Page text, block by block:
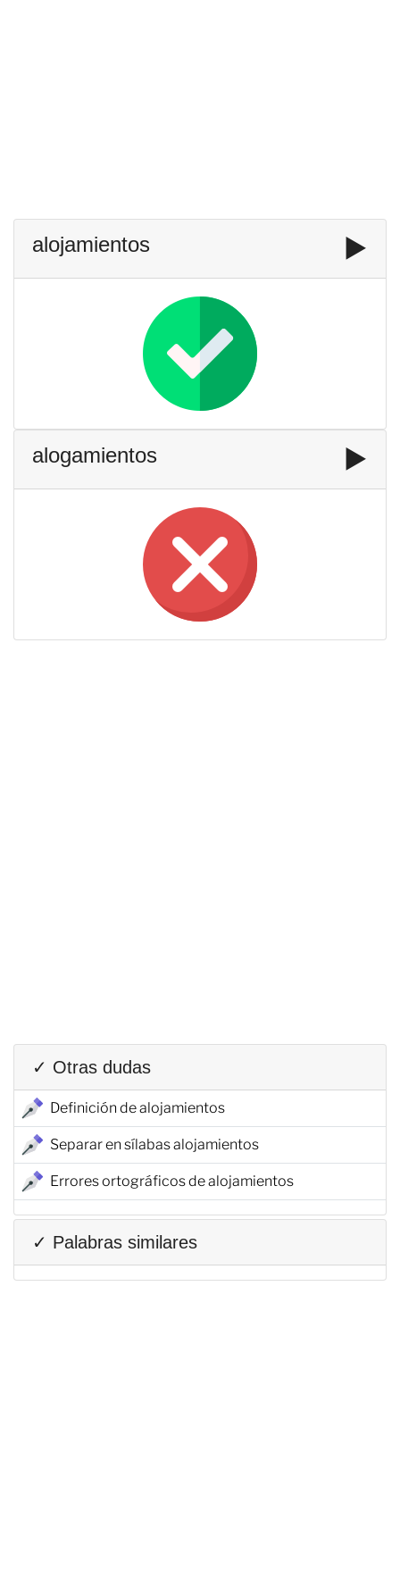
alojamientos ▶️
alogamientos ▶️
✓ Otras dudas
Definición de alojamientos
Separar en sílabas alojamientos
Errores ortográficos de alojamientos
✓ Palabras similares